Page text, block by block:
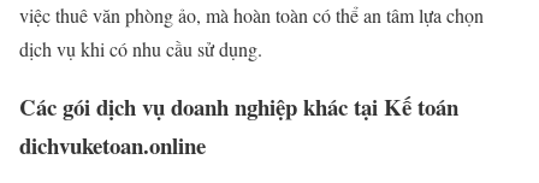
việc thuê văn phòng ảo, mà hoàn toàn có thể an tâm lựa chọn
dịch vụ khi có nhu cầu sử dụng.
Các gói dịch vụ doanh nghiệp khác tại Kế toán
dichvuketoan.online